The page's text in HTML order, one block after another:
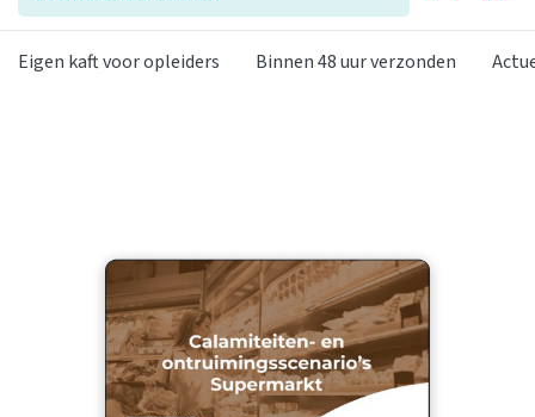
Eigen kaft voor opleiders Binnen 48 uur verzonden